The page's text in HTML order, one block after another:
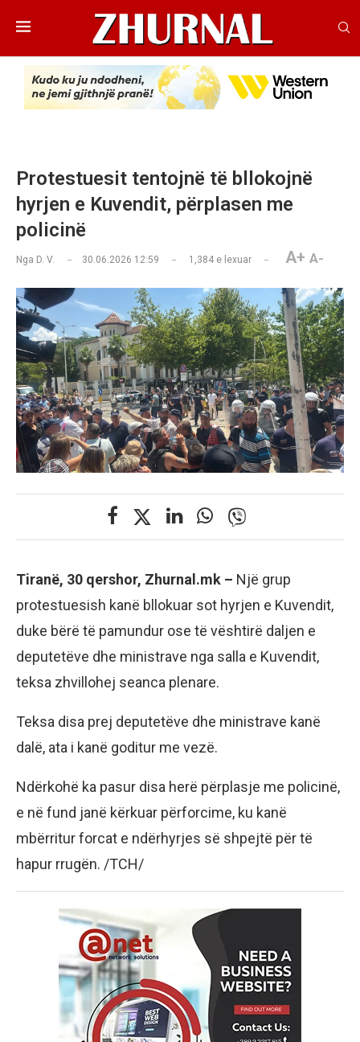
Protestuesit tentojnë të bllokojnë
hyrjen e Kuvendit, përplasen me
policinë
Nga D. V. 30.06.2026 12:59 1,384 e lexuar A+ A-
Tiranë, 30 qershor, Zhurnal.mk – Një grup
protestuesish kanë bllokuar sot hyrjen e Kuvendit,
duke bërë të pamundur ose të vështirë daljen e
deputetëve dhe ministrave nga salla e Kuvendit,
teksa zhvillohej seanca plenare.
Teksa disa prej deputetëve dhe ministrave kanë
dalë, ata i kanë goditur me vezë.
Ndërkohë ka pasur disa herë përplasje me policinë,
e në fund janë kërkuar përforcime, ku kanë
mbërritur forcat e ndërhyrjes së shpejtë për të
hapur rrugën. /TCH/